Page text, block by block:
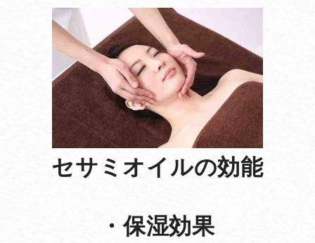
セサミオイルの効能
・保湿効果